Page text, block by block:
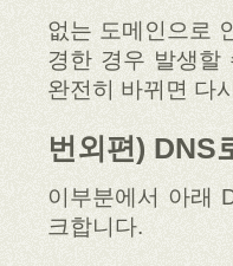
없는 도메인으로
경한 경우 발생할
완전히 바뀌면 다
번외편) DNS
이부분에서 아래
크합니다.